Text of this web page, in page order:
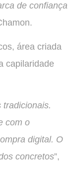
de confiança
área criada
capilaridade
tradicionais.
com o
digital. O
concretos”,